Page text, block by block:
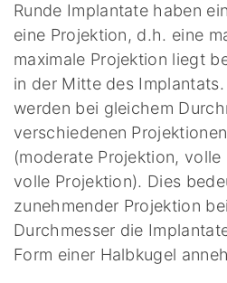
Runde Implantate haben
eine Projektion, d.h. eine
maximale Projektion liegt
in der Mitte des
werden bei gleichem
verschiedenen
(moderate Projektion, volle
volle Projektion). Dies
zunehmender Projektion
Durchmesser die
Form einer Halbkugel